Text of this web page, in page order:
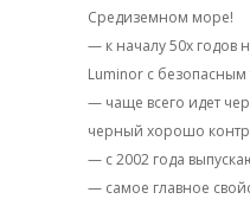
Средиземном море!
— к началу 50х годов
Luminor с безопасным
— чаще всего идет
черный хорошо
— с 2002 года
— самое главное